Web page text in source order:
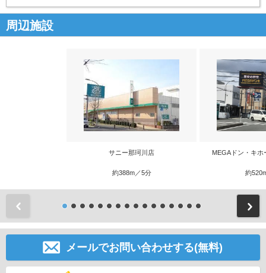
周辺施設
サニー那珂川店
約388m／5分
MEGAドン・キホ
約
メールでお問い合わせする(無料)